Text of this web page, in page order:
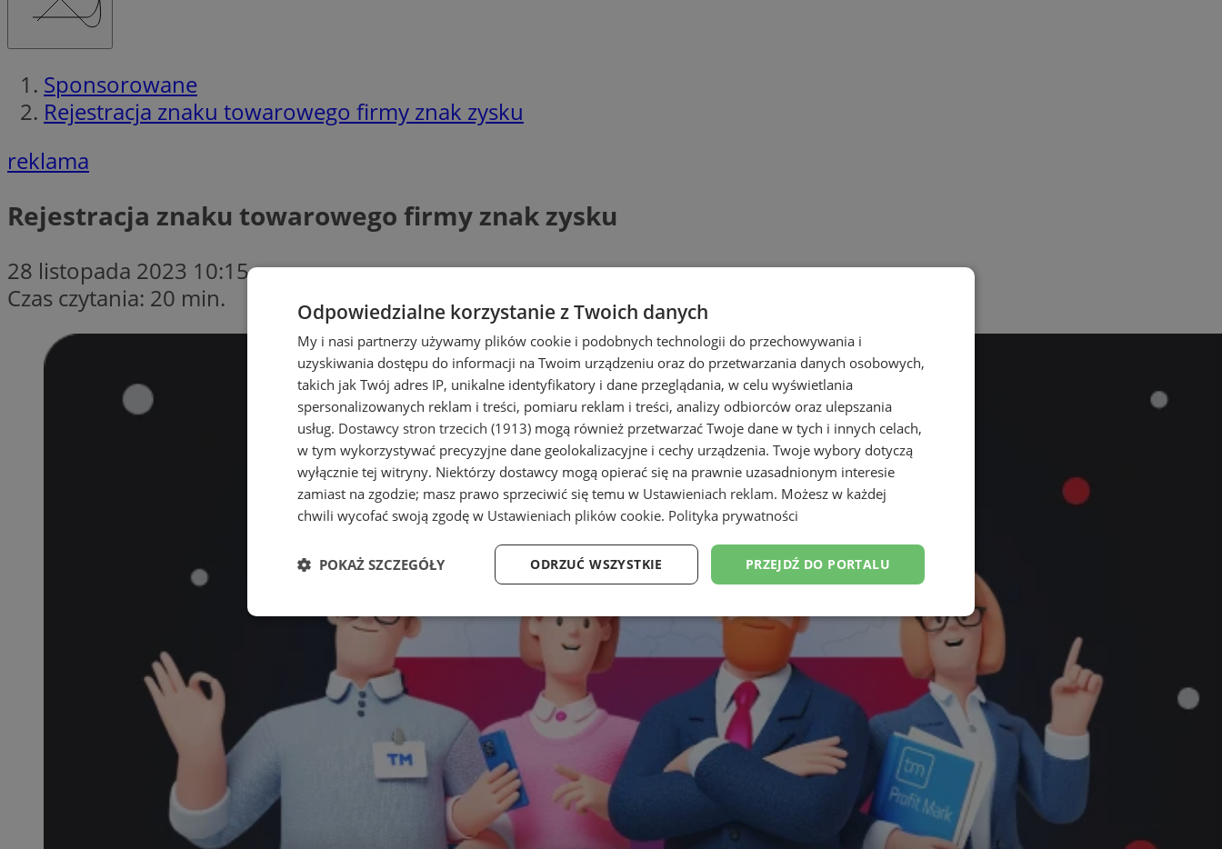
Sponsorowane
Rejestracja znaku towarowego firmy znak zysku
reklama
Rejestracja znaku towarowego firmy znak zysku
28 listopada 2023 10:15
Czas czytania: 20 min.
Odpowiedzialne korzystanie z Twoich danych
My i nasi partnerzy używamy plików cookie i podobnych technologii do przechowywania i
uzyskiwania dostępu do informacji na Twoim urządzeniu oraz do przetwarzania danych osobowych,
takich jak Twój adres IP, unikalne identyfikatory i dane przeglądania, w celu wyświetlania
spersonalizowanych reklam i treści, pomiaru reklam i treści, analizy odbiorców oraz ulepszania
usług. Dostawcy stron trzecich (1913) mogą również przetwarzać Twoje dane w tych i innych celach,
w tym wykorzystywać precyzyjne dane geolokalizacyjne i cechy urządzenia. Twoje wybory dotyczą
wyłącznie tej witryny. Niektórzy dostawcy mogą opierać się na prawnie uzasadnionym interesie
zamiast na zgodzie; masz prawo sprzeciwić się temu w Ustawieniach reklam. Możesz w każdej
chwili wycofać swoją zgodę w Ustawieniach plików cookie. Polityka prywatności
PRZEJDŹ DO PORTALU
ODRZUĆ WSZYSTKIE
POKAŻ SZCZEGÓŁY
Niezbędne Wydajność Targetowanie Funkcjonalność Niesklasyfikowane
Niezbędne Wydajność Funkcjonalność Niesklasyfikowane
Niezbędne pliki cookie umożliwiają korzystanie z podstawowych funkcji strony internetowej, takich jak logowanie użytkownika i
zarządzanie kontem. Bez niezbędnych plików cookie nie można prawidłowo korzystać ze strony internetowej.
Provider
Domena
przechowywania